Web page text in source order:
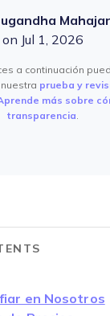
on Jul 1, 2026
a continuación
prueba y
más sobre
transparencia.
en Nosotros